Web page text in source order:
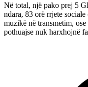
Në total, një pako prej 5
ndara, 83 orë rrjete
muzikë në transmetim,
pothuajse nuk harxhojnë